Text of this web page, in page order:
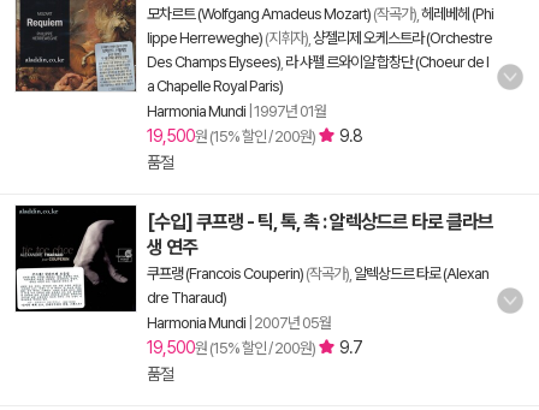
모차르트 (Wolfgang Amadeus Mozart) (작곡가), 헤레베헤 (Phi
lippe Herreweghe) (지휘자), 샹젤리제 오케스트라 (Orchestre
Des Champs Elysees) 라 샤펠 르와이얄 합창단 (Choeur de l
a Chapelle Royal Paris)
Harmonia Mundi 1997년 01월
19,500원 (15% 할인 / 200원)
9.8
품절
[수입] 쿠프랭 - 틱, 톡, 촉 : 알렉상드르 타로 클라브
생 연주
쿠프랭 (Francois Couperin) (작곡가), 알렉상드르 타로 (Alexan
dre Tharaud)
Harmonia Mundi 2007년 05월
19,500원 (15% 할인 / 200원)
9.7
품절